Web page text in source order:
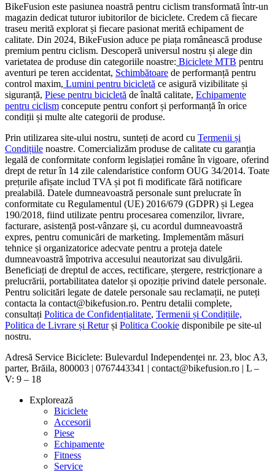
BikeFusion este pasiunea noastră pentru ciclism transformată într-un
magazin dedicat tuturor iubitorilor de biciclete. Credem că fiecare
traseu merită explorat și fiecare pasionat merită echipament de
calitate. Din 2024, BikeFusion aduce pe piața românească produse
premium pentru ciclism. Descoperă universul nostru și alege din
varietatea de produse din categoriile noastre: Biciclete MTB pentru
aventuri pe teren accidentat, Schimbătoare de performanță pentru
control maxim, Lumini pentru bicicletă ce asigură vizibilitate și
siguranță, Piese pentru bicicletă de înaltă calitate, Echipamente
pentru ciclism concepute pentru confort și performanță în orice
condiții și multe alte categorii de produse.
Prin utilizarea site-ului nostru, sunteți de acord cu Termenii și
Condițiile noastre. Comercializăm produse de calitate cu garanția
legală de conformitate conform legislației române în vigoare, oferind
drept de retur în 14 zile calendaristice conform OUG 34/2014. Toate
prețurile afișate includ TVA și pot fi modificate fără notificare
prealabilă. Datele dumneavoastră personale sunt prelucrate în
conformitate cu Regulamentul (UE) 2016/679 (GDPR) și Legea
190/2018, fiind utilizate pentru procesarea comenzilor, livrare,
facturare, asistență post-vânzare și, cu acordul dumneavoastră
expres, pentru comunicări de marketing. Implementăm măsuri
tehnice și organizatorice adecvate pentru a proteja datele
dumneavoastră împotriva accesului neautorizat sau divulgării.
Beneficiați de dreptul de acces, rectificare, ștergere, restricționare a
prelucrării, portabilitatea datelor și opoziție privind datele personale.
Pentru solicitări legate de datele personale sau reclamații, ne puteți
contacta la contact@bikefusion.ro. Pentru detalii complete,
consultați Politica de Confidențialitate, Termenii și Condițiile,
Politica de Livrare și Returși Politica Cookie disponibile pe site-ul
nostru.
Adresă Service Biciclete: Bulevardul Independenței nr. 23, bloc A3,
parter, Brăila, 800003 | 0767443341 | contact@bikefusion.ro | L –
V: 9 – 18
Explorează
Biciclete
Accesorii
Piese
Echipamente
Fitness
Service